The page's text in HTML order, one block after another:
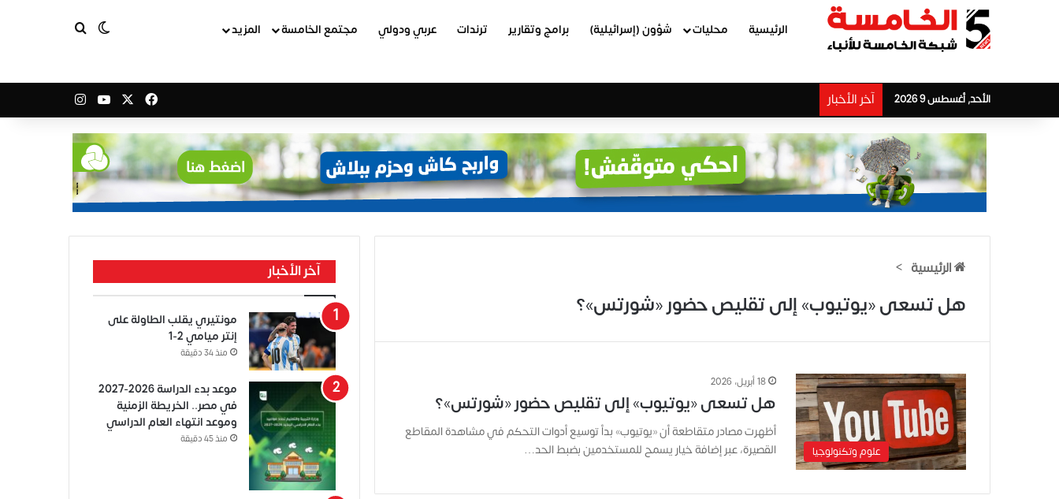
الرئيسية محليات شؤون (إسرائيلية) برامج وتقارير ترندات عربي ودولي مجتمع الخامسة المزيد الوضع المظلم
الأحد, أغسطس 9 2026 آخر الأخبار فيسبوك ‫YouTube
الرئيسية >
هل تسعى «يوتيوب» إلى تقليص حضور «شورتس»؟
علوم وتكنولوجيا
18 أبريل، 2026
هل تسعى «يوتيوب» إلى تقليص حضور «شورتس»؟
أظهرت مصادر متقاطعة أن «يوتيوب» بدأ توسيع أدوات التحكم في مشاهدة المقاطع
القصيرة، عبر إضافة خيار يسمح للمستخدمين بضبط الحد…
آخر الأخبار
مونتيري يقلب الطاولة على
إنتر ميامي 2-1
منذ 34 دقيقة
موعد بدء الدراسة 2026-2027
في مصر.. الخريطة الزمنية
وموعد انتهاء العام الدراسي
منذ 45 دقيقة